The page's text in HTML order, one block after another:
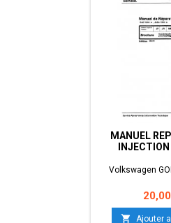
MANUEL
Volkswagen
Prix
 Ajouter